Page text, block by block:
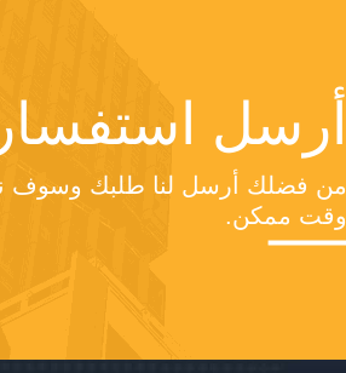
أرسل
وقت ممكن.